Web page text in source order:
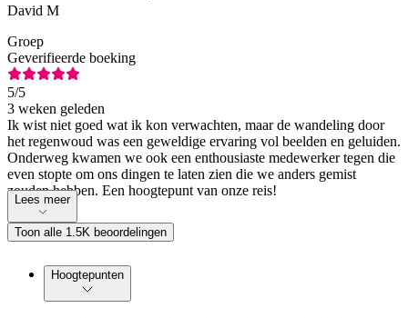
David M
Groep
Geverifieerde boeking
5/5
3 weken geleden
Ik wist niet goed wat ik kon verwachten, maar de wandeling door
het regenwoud was een geweldige ervaring vol beelden en geluiden.
Onderweg kwamen we ook een enthousiaste medewerker tegen die
even stopte om ons dingen te laten zien die we anders gemist
zouden hebben. Een hoogtepunt van onze reis!
Lees meer
Toon alle 1.5K beoordelingen
Hoogtepunten